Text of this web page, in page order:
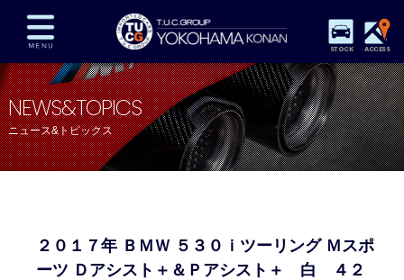
STOCK ACCESS
在庫車両情報 保証&サービス パーツリスト
TUCとは？ 店舗情報 アクセスマップ
全国納車 特別作業 注文販売
プライバシーポリシー スタッフblog 納車blog
NEWS&TOPICS
ニュース&トピックス
２０１７年 ＢＭＷ ５３０ｉツーリング Ｍスポ
ーツ Ｄアシスト＋＆Ｐアシスト＋ 白 ４２